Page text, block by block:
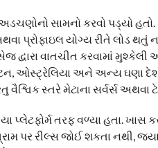
સામનો કરવો પડ્યો હતો.
પ્રોફાઇલ યોગ્ય રીતે
દ્વારા વાતચીત કરવામાં
ઓસ્ટ્રેલિયા અને અન્ય ઘણા
સ્તરે મેટાના સર્વર્સ અથવા
તરફ વળ્યા હતા. ખાસ
પર રીલ્સ જોઈ શકતા